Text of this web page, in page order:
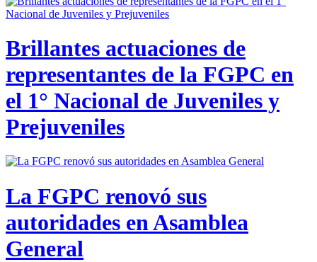
Brillantes actuaciones de
representantes de la FGPC en
el 1° Nacional de Juveniles y
Prejuveniles
La FGPC renovó sus
autoridades en Asamblea
General